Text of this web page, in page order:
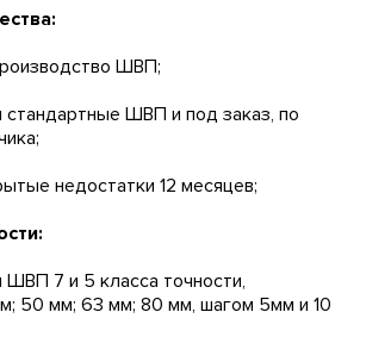
ШВП;
стандартные ШВП и под заказ, по
недостатки 12 месяцев;
ШВП 7 и 5 класса точности,
50 мм; 63 мм; 80 мм, шагом 5мм и 10